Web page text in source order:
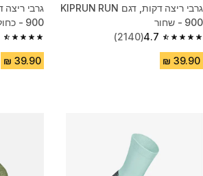
גרבי ריצה דקות, דגם KIPRUN RUN
900 - שחור
4.7
4.7 out of 5 stars from 2140 reviews
(2140)
900 - כחול
4.7 out of 5 stars from 2140 reviews